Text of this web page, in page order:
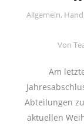
Allgemein,
Von
Am
Abteilungen
aktuellen